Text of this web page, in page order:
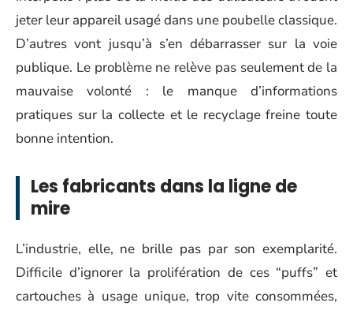
jeter leur appareil usagé dans une poubelle classique.
D’autres vont jusqu’à s’en débarrasser sur la voie
publique. Le problème ne relève pas seulement de la
mauvaise volonté : le manque d’informations
pratiques sur la collecte et le recyclage freine toute
bonne intention.
Les fabricants dans la ligne de
mire
L’industrie, elle, ne brille pas par son exemplarité.
Difficile d’ignorer la prolifération de ces “puffs” et
cartouches à usage unique, trop vite consommées,